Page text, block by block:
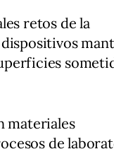
retos de la
materiales
de